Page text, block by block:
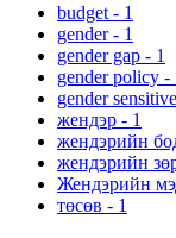
budget - 1
gender - 1
gender gap - 1
gender policy -
gender
жендэр - 1
жендэрийн
жендэрийн
Жендэрийн
төсөв - 1